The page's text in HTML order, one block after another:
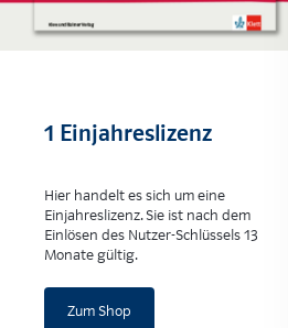
1 Einjahreslizenz
Hier handelt es sich um eine
Einjahreslizenz. Sie ist nach dem
Einlösen des Nutzer-Schlüssels 13
Monate gültig.
Zum Shop